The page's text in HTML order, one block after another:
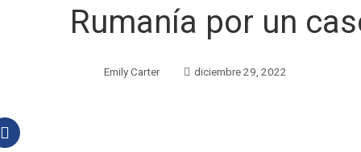
Rumanía por un
Emily Carter diciembre 29, 2022